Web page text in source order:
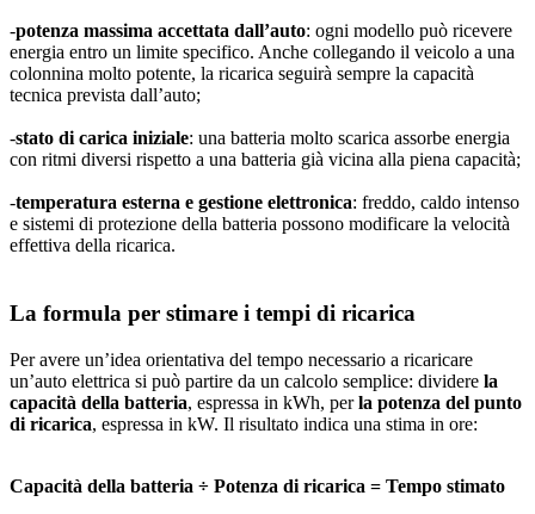
-potenza massima accettata dall’auto: ogni modello può ricevere
energia entro un limite specifico. Anche collegando il veicolo a una
colonnina molto potente, la ricarica seguirà sempre la capacità
tecnica prevista dall’auto;
-stato di carica iniziale: una batteria molto scarica assorbe energia
con ritmi diversi rispetto a una batteria già vicina alla piena capacità;
-temperatura esterna e gestione elettronica: freddo, caldo intenso
e sistemi di protezione della batteria possono modificare la velocità
effettiva della ricarica.
La formula per stimare i tempi di ricarica
Per avere un’idea orientativa del tempo necessario a ricaricare
un’auto elettrica si può partire da un calcolo semplice: dividere la
capacità della batteria, espressa in kWh, perla potenza del punto
di ricarica, espressa in kW. Il risultato indica una stima in ore:
Capacità della batteria ÷ Potenza di ricarica = Tempo stimato